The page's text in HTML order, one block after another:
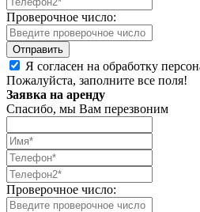
Проверочное число:
Я согласен на обработку
Пожалуйста, заполните все поля!
Заявка на аренду
Спасибо, мы Вам перезвоним
Проверочное число: